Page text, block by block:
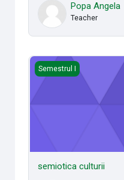
Popa Angela
Teacher
semiotica culturii
Semestrul I
semiotica culturii